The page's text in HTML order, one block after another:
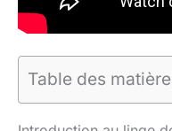
Table des